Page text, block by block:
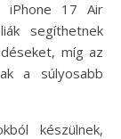
iPhone 17 Air
segíthetnek
míg az
a súlyosabb
készülnek,